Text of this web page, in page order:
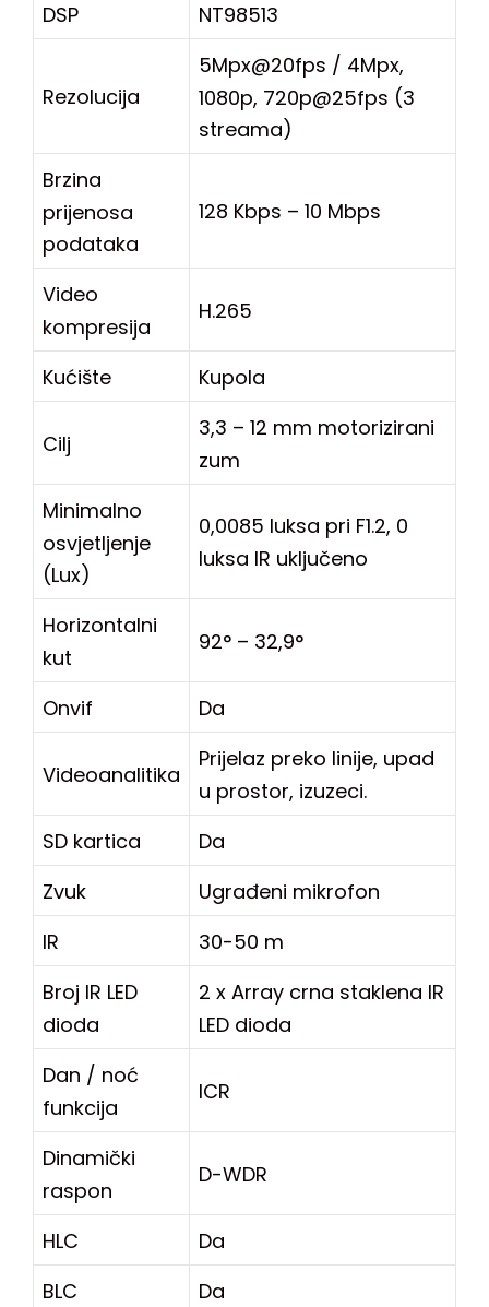
DSP
NT98513
Rezolucija
5Mpx@20fps / 4Mpx,
1080p, 720p@25fps (3
streama)
Brzina
prijenosa
podataka
128 Kbps – 10 Mbps
Video
kompresija
H.265
Kućište Kupola
Cilj
3,3 – 12 mm motorizirani
zum
Minimalno
osvjetljenje
(Lux)
0,0085 luksa pri F1.2, 0
luksa IR uključeno
Horizontalni
kut
92° – 32,9°
Onvif Da
Videoanalitika
Prijelaz preko linije, upad
u prostor, izuzeci.
SD kartica
Da
Zvuk
Ugrađeni mikrofon
IR
30-50 m
Broj IR LED
dioda
2 x Array crna staklena IR
LED dioda
Dan / noć
funkcija
ICR
Dinamički
raspon
D-WDR
HLC
Da
BLC
Da